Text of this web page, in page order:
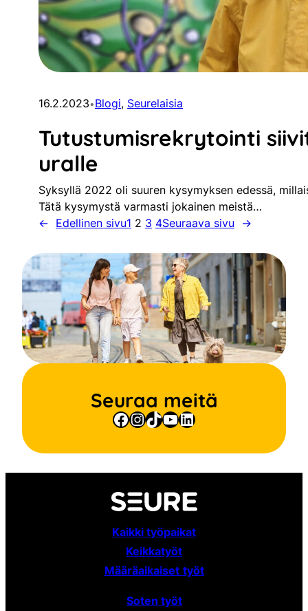
16.2.2023•Blogi, Seurelaisia
Tutustumisrekrytointi
uralle
Syksyllä 2022 oli suuren kysymyksen edessä,
Tätä kysymystä varmasti jokainen meistä…
← Edellinen sivu1 2 3 4Seuraava sivu →
Seuraa meitä
Facebook
Instagram
TikTok
YouTube
LinkedIn
Kaikki työpaikat
Keikkatyöt
Määräaikaiset työt
Soten työt